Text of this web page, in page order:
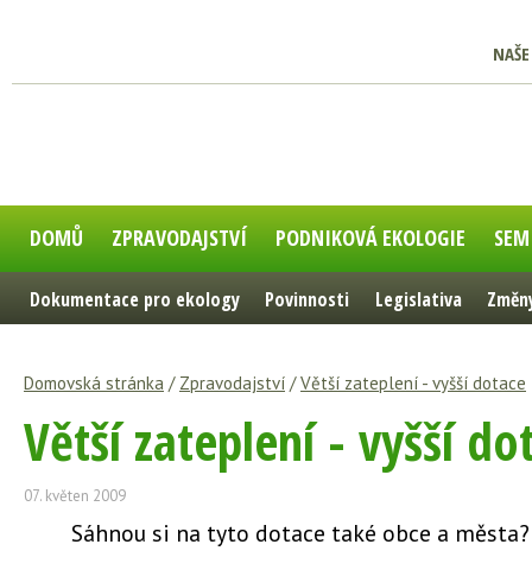
DOMŮ ZPRAVODAJSTVÍ PODNIKOVÁ EKOLOGIE
Dokumentace pro ekology Povinnosti Legislativa
Domovská stránka / Zpravodajství /Větší zateplení - vyšší dotace
Větší zateplení - vyšší
07. květen 2009
Sáhnou si na tyto dotace také obce a města?